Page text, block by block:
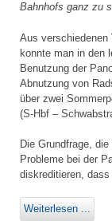
Bahnhofs ganz zu
Aus verschiedenen
konnte man in den
Benutzung der
Abnutzung von
über zwei
(S-Hbf –
Die Grundfrage,
Probleme bei der
diskreditieren,
Weiterlesen ...